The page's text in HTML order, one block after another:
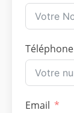
Téléphone
Email